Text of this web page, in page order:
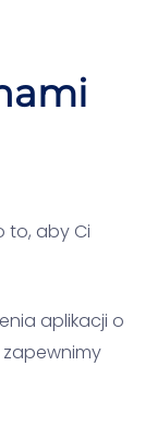
to, aby Ci
aplikacji o